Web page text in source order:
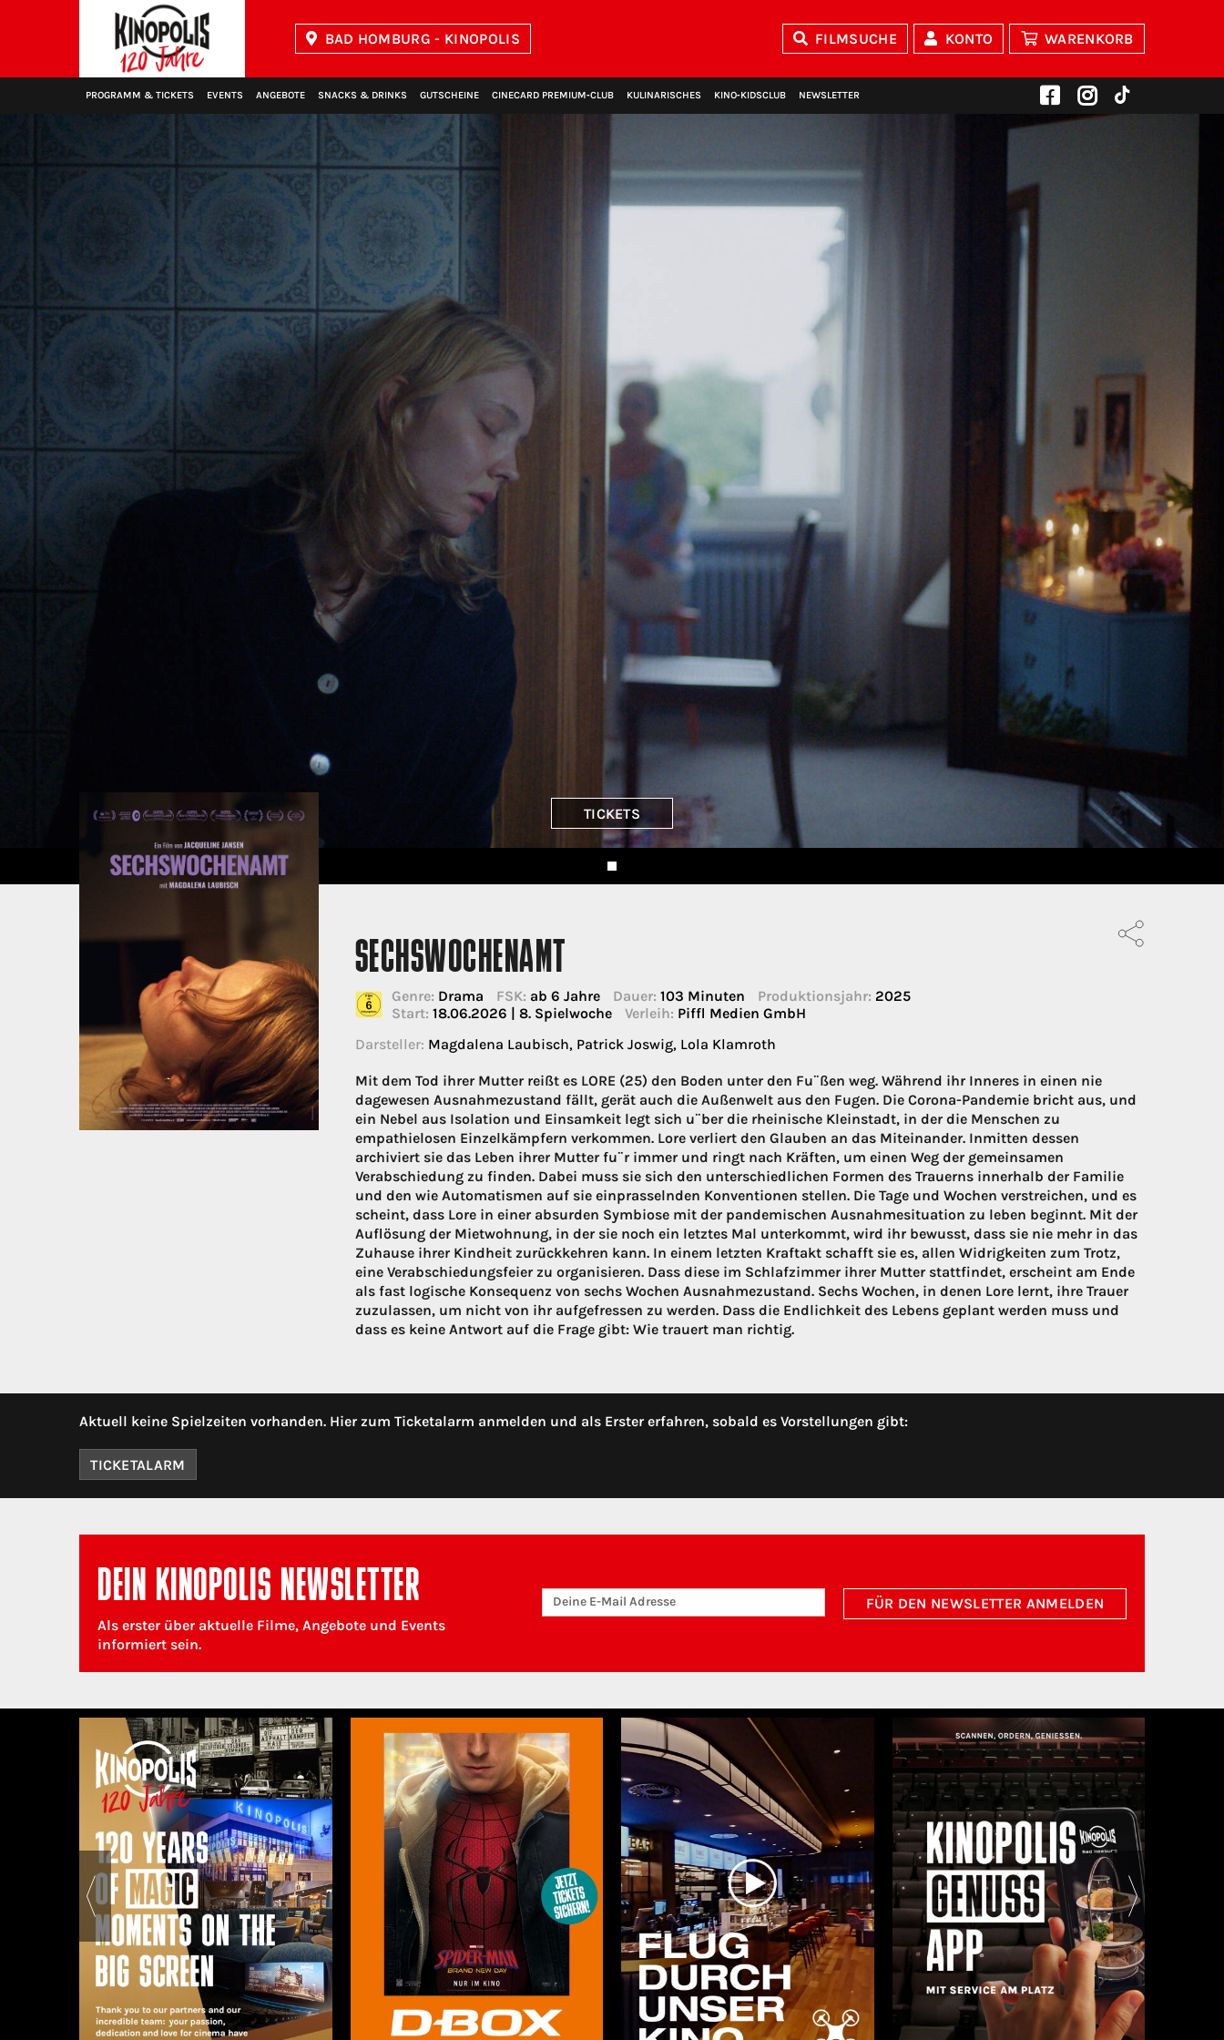
BAD HOMBURG - KINOPOLIS FILMSUCHE KONTO WARENKORB
PROGRAMM & TICKETS EVENTS ANGEBOTE SNACKS & DRINKS GUTSCHEINE CINECARD PREMIUM‑CLUB KULINARISCHES KINO‑KIDSCLUB NEWSLETTER
TICKETS
SECHSWOCHENAMT
Genre: Drama FSK: ab 6 Jahre Dauer: 103 Minuten Produktionsjahr: 2025
Start: 18.06.2026 | 8. Spielwoche Verleih: Piffl Medien GmbH
Darsteller: Magdalena Laubisch, Patrick Joswig, Lola Klamroth
Mit dem Tod ihrer Mutter reißt es LORE (25) den Boden unter den Fu¨ßen weg. Während ihr Inneres in einen nie
dagewesen Ausnahmezustand fällt, gerät auch die Außenwelt aus den Fugen. Die Corona-Pandemie bricht aus, und
ein Nebel aus Isolation und Einsamkeit legt sich u¨ber die rheinische Kleinstadt, in der die Menschen zu
empathielosen Einzelkämpfern verkommen. Lore verliert den Glauben an das Miteinander. Inmitten dessen
archiviert sie das Leben ihrer Mutter fu¨r immer und ringt nach Kräften, um einen Weg der gemeinsamen
Verabschiedung zu finden. Dabei muss sie sich den unterschiedlichen Formen des Trauerns innerhalb der Familie
und den wie Automatismen auf sie einprasselnden Konventionen stellen. Die Tage und Wochen verstreichen, und es
scheint, dass Lore in einer absurden Symbiose mit der pandemischen Ausnahmesituation zu leben beginnt. Mit der
Auflösung der Mietwohnung, in der sie noch ein letztes Mal unterkommt, wird ihr bewusst, dass sie nie mehr in das
Zuhause ihrer Kindheit zurückkehren kann. In einem letzten Kraftakt schafft sie es, allen Widrigkeiten zum Trotz,
eine Verabschiedungsfeier zu organisieren. Dass diese im Schlafzimmer ihrer Mutter stattfindet, erscheint am Ende
als fast logische Konsequenz von sechs Wochen Ausnahmezustand. Sechs Wochen, in denen Lore lernt, ihre Trauer
zuzulassen, um nicht von ihr aufgefressen zu werden. Dass die Endlichkeit des Lebens geplant werden muss und
dass es keine Antwort auf die Frage gibt: Wie trauert man richtig.
Aktuell keine Spielzeiten vorhanden. Hier zum Ticketalarm anmelden und als Erster erfahren, sobald es Vorstellungen gibt:
TICKETALARM
DEIN KINOPOLIS NEWSLETTER
Als erster über aktuelle Filme, Angebote und Events
informiert sein.
FÜR DEN NEWSLETTER ANMELDEN